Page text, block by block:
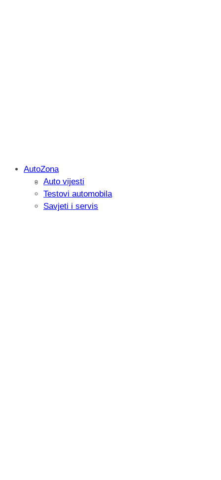
Savjetujemo: Što učiniti kada vaš
AutoZona
Auto vijesti
Testovi automobila
Savjeti i servis